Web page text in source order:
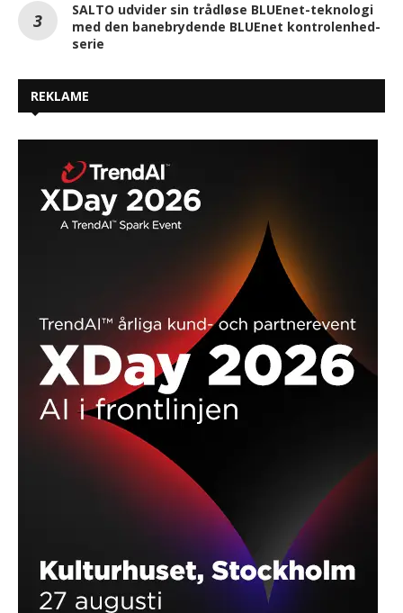
SALTO udvider sin trådløse BLUEnet-teknologi
med den banebrydende BLUEnet kontrolenhed-
serie
REKLAME